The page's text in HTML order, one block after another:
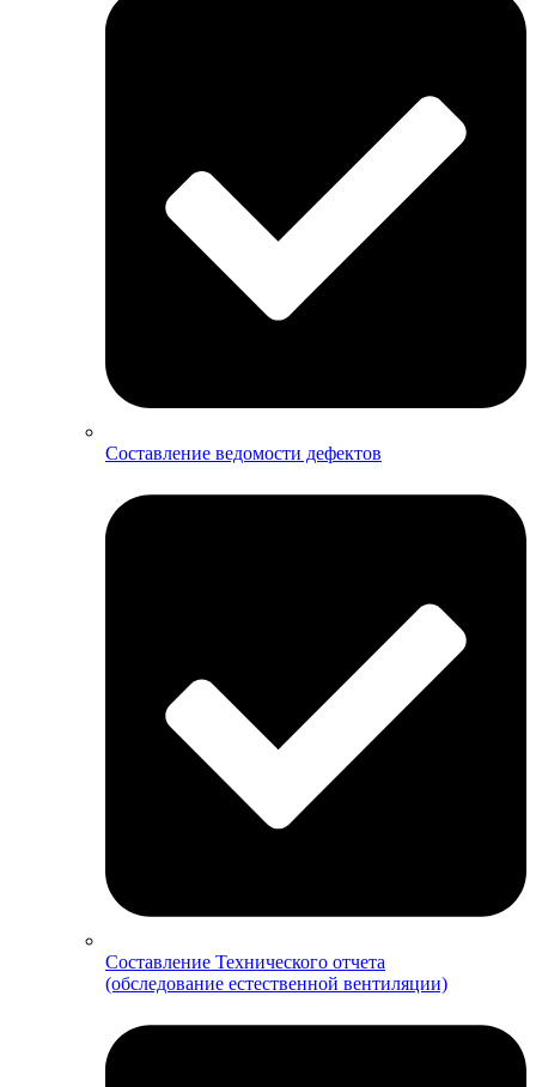
Составление ведомости дефектов
Составление Технического отчета
(обследование естественной вентиляции)